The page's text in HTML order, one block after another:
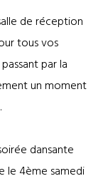
de réception
tous vos
par la
un moment
dansante
le 4ème samedi